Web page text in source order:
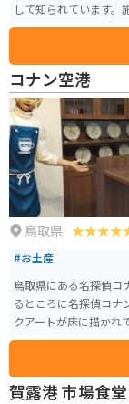
して知られています。
ーナーや、地元食材を使
で訪れる場合、道の
リングの休憩スポット
などの観光スポットも
の駅で購入できる梨ソ
り、濃厚な甘さと爽や
コナン空港
鳥取県
#お土産
鳥取県にある名探偵コ
るところに名探偵コナ
クアートが床に描かれ
接客する安室さんの姿
することができます。
グッズなどを買えるお
賀露港 市場食堂